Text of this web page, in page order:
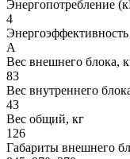
Энергопотребление
4
Энергоэффективность
A
Вес внешнего блока,
83
Вес внутреннего
43
Вес общий, кг
126
Габариты внешнего